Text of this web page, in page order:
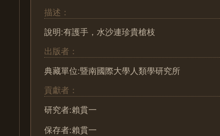
描述：
說明:有護手，水沙連珍貴槍枝
出版者：
典藏單位:暨南國際大學人類學研究所
貢獻者：
研究者:賴貫一
保存者:賴貫一